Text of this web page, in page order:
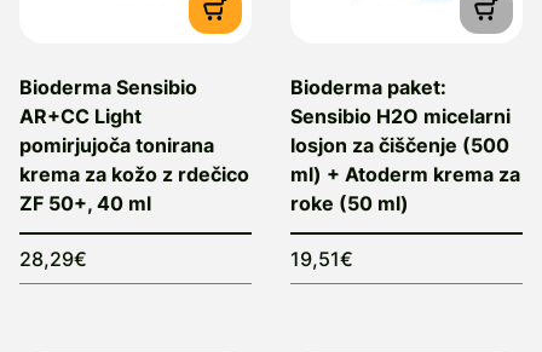
Bioderma Sensibio
AR+CC Light
pomirjujoča tonirana
krema za kožo z rdečico
ZF 50+, 40 ml
28,29€
Bioderma paket:
Sensibio H2O micelarni
losjon za čiščenje (500
ml) + Atoderm krema za
roke (50 ml)
19,51€